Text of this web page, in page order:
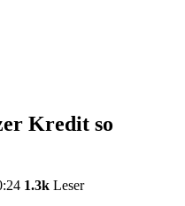
Kredit so
1.3k Leser